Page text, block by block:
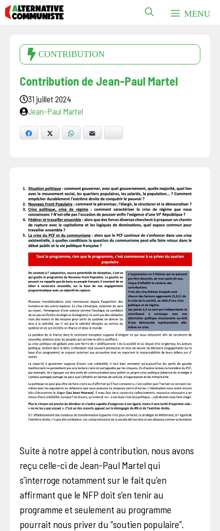
Aller
au
MENU
CONTRIBUTION
Contribution de Jean-Paul Martel
31 juillet 2024
Jean-Paul Martel
Facebook WhatsApp
Suite à notre appel à contribution, nous avons
reçu celle-ci de Jean-Paul Martel qui
s’interroge notamment sur le fait qu’en
affirmant que le NFP doit s’en tenir au
programme et seulement au programme
pourrait nous priver du “soutien populaire”.